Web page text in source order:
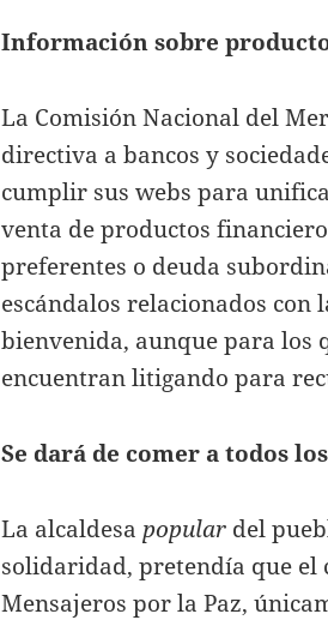
Información sobre
La Comisión Nacional del
directiva a bancos y
cumplir sus webs para
venta de productos
preferentes o deuda
escándalos relacionados
bienvenida, aunque para los
encuentran litigando para
Se dará de comer a todos
La alcaldesa popular del
solidaridad, pretendía que el
Mensajeros por la Paz,